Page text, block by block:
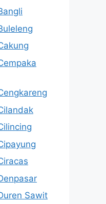
Sawit